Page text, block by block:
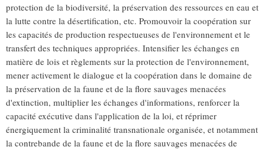
protection de la biodiversité, la préservation des ressources en eau et
la lutte contre la désertification, etc. Promouvoir la coopération sur
les capacités de production respectueuses de l'environnement et le
transfert des techniques appropriées. Intensifier les échanges en
matière de lois et règlements sur la protection de l'environnement,
mener activement le dialogue et la coopération dans le domaine de
la préservation de la faune et de la flore sauvages menacées
d'extinction, multiplier les échanges d'informations, renforcer la
capacité exécutive dans l'application de la loi, et réprimer
énergiquement la criminalité transnationale organisée, et notamment
la contrebande de la faune et de la flore sauvages menacées de